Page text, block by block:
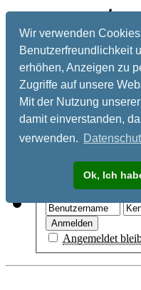
Wir verwenden
Benutzerfreundlichkeit
erhöhen, Anzeigen zu
Zugriffe auf unsere
Mit der Nutzung
damit einverstanden,
verwenden.
Ok, Ich
Registrieren
Angemeldet